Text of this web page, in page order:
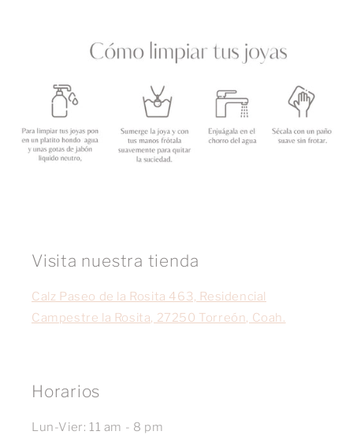
Visita nuestra tienda
Calz Paseo de la Rosita 463, Residencial
Campestre la Rosita, 27250 Torreón, Coah.
Horarios
Lun-Vier: 11 am - 8 pm